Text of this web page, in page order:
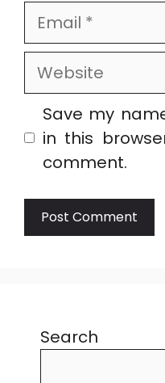
Email
Website
Save my
in this
comment.
Search